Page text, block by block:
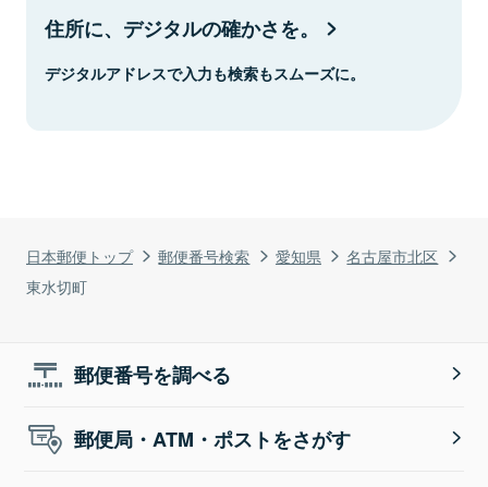
日本郵便トップ 郵便番号検索 愛知県
名古屋市北区
東水切町
住所に、デジタルの確かさを。
デジタルアドレスで入力も検索もスムーズに。
郵便番号を調べる
郵便局・ATM・ポストをさがす